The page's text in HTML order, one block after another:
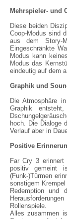
Mehrspieler- und
Diese beiden
Coop-Modus sind
aus dem Story-
Eingeschränkte
Modus kann
Modus das
eindeutig auf dem
Graphik und
Die Atmosphäre
Graphik
hoch. Die Dialoge
Verlauf aber in
Positive
Far Cry 3
positiv gemeint
(Funk-)Türmen
sonstigem
Redemption und
Rollenspiele.
Alles zusammen